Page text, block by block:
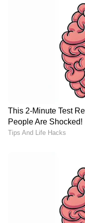
കേരളത്തിലെ
ന്യൂസ്
തത്സമയ
വിശകലനവും
എല്ലാം
എവിടെയും